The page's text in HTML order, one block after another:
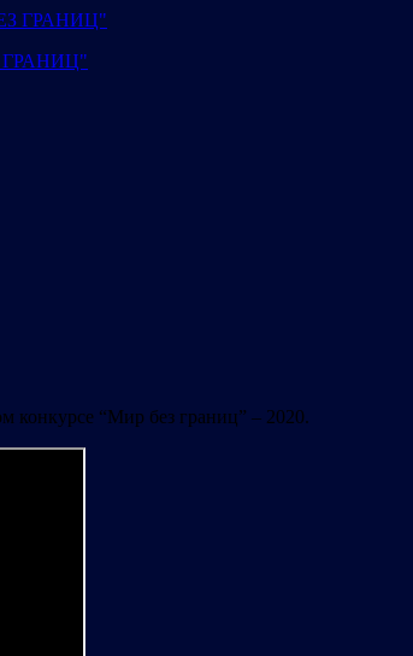
ГРАНИЦ"
конкурсе “Мир без границ” – 2020.